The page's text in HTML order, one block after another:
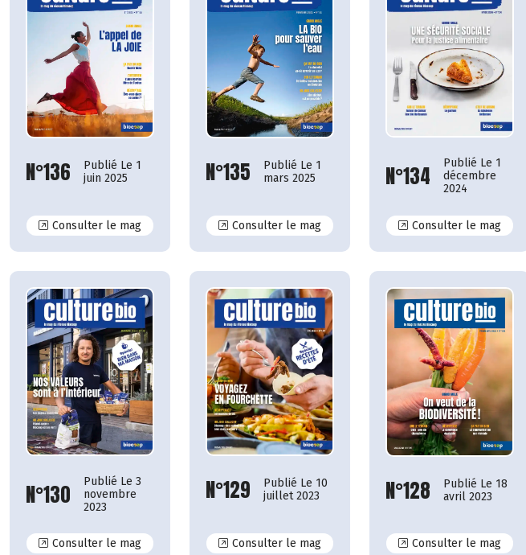
N°136
Publié Le 1
juin 2025
Consulter le magN°136
N°135
Publié Le 1
mars 2025
Consulter le magN°135
N°134
Publié Le 1
décembre
2024
Consulter le magN°134
N°130
Publié Le 3
novembre
2023
Consulter le magN°130
N°129
Publié Le 10
juillet 2023
Consulter le magN°129
N°128
Publié Le 18
avril 2023
Consulter le magN°128